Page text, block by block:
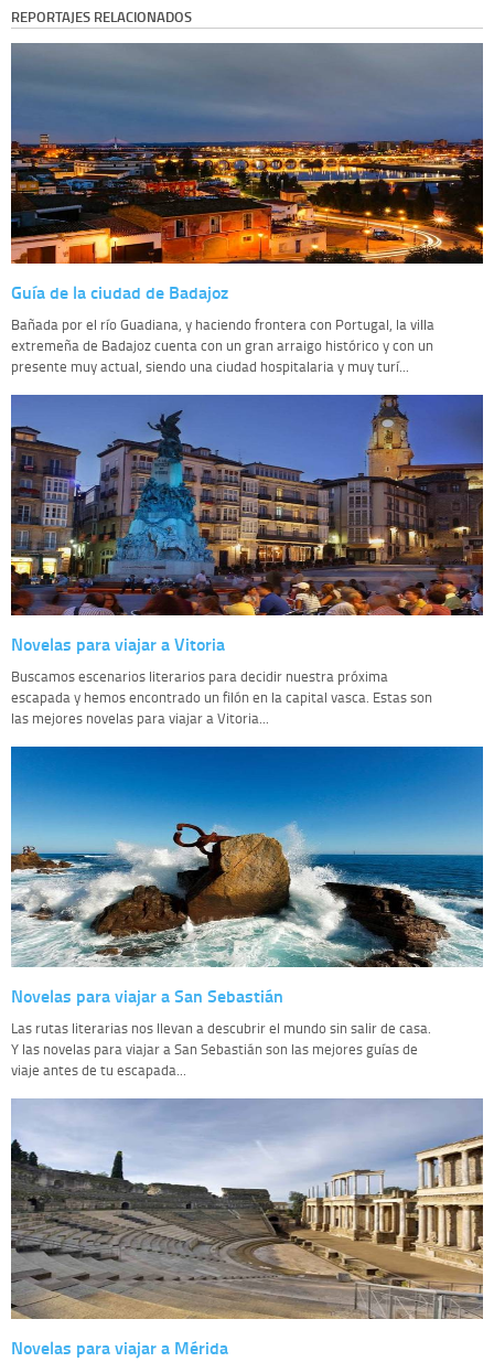
REPORTAJES RELACIONADOS
Guía de la ciudad de Badajoz
Bañada por el río Guadiana, y haciendo frontera con Portugal, la villa
extremeña de Badajoz cuenta con un gran arraigo histórico y con un
presente muy actual, siendo una ciudad hospitalaria y muy turí...
Novelas para viajar a Vitoria
Buscamos escenarios literarios para decidir nuestra próxima
escapada y hemos encontrado un filón en la capital vasca. Estas son
las mejores novelas para viajar a Vitoria...
Novelas para viajar a San Sebastián
Las rutas literarias nos llevan a descubrir el mundo sin salir de casa.
Y las novelas para viajar a San Sebastián son las mejores guías de
viaje antes de tu escapada...
Novelas para viajar a Mérida